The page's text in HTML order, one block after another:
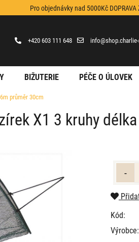
Pro objednávky nad 5000Kč DOPRAVA
+420 603 111 648
BIŽUTERIE PÉČE O ÚLOVEK
průměr 30cm
X1 3 kruhy
Kód:
Výrobce: